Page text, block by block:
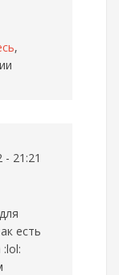
,
21:21
есть